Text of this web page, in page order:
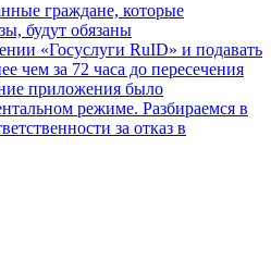
граждане, которые
будут обязаны
«Госуслуги RuID» и подавать
чем за 72 часа до пересечения
приложения было
режиме. Разбираемся в
за отказ в